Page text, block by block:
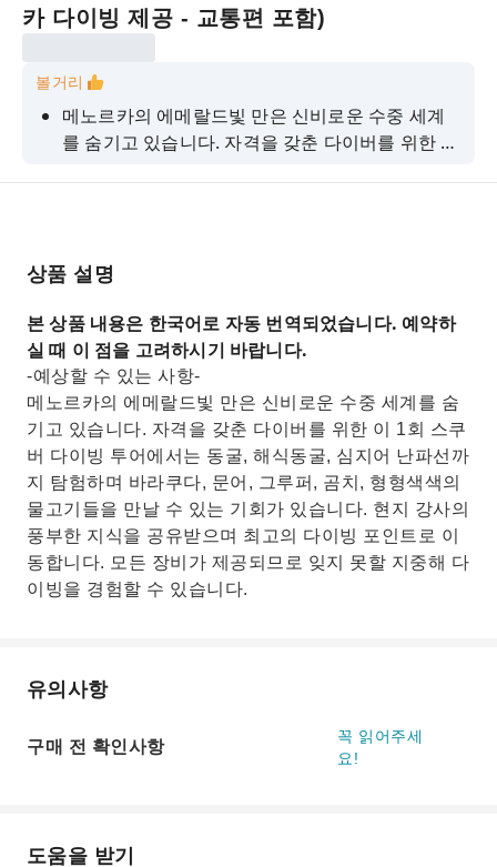
카 다이빙 제공 - 교통편 포함)
볼거리
메노르카의 에메랄드빛 만은 신비로운 수중 세계
를 숨기고 있습니다. 자격을 갖춘 다이버를 위한 이
최고의 다이빙 포인트로 이동합니다. 모든 장비가
있습니다.
상품 설명
본 상품 내용은 한국어로 자동 번역되었습니다. 예약하
실 때 이 점을 고려하시기 바랍니다.
-예상할 수 있는 사항-
메노르카의 에메랄드빛 만은 신비로운 수중 세계를 숨
기고 있습니다. 자격을 갖춘 다이버를 위한 이 1회 스쿠
버 다이빙 투어에서는 동굴, 해식동굴, 심지어 난파선까
지 탐험하며 바라쿠다, 문어, 그루퍼, 곰치, 형형색색의
물고기들을 만날 수 있는 기회가 있습니다. 현지 강사의
풍부한 지식을 공유받으며 최고의 다이빙 포인트로 이
동합니다. 모든 장비가 제공되므로 잊지 못할 지중해 다
이빙을 경험할 수 있습니다.
유의사항
구매 전 확인사항
꼭 읽어주세
요!
도움을 받기